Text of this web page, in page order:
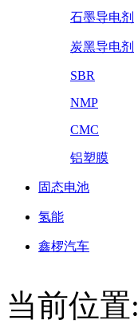
石墨导电剂
炭黑导电剂
SBR
NMP
CMC
铝塑膜
固态电池
氢能
鑫椤汽车
当前位置: